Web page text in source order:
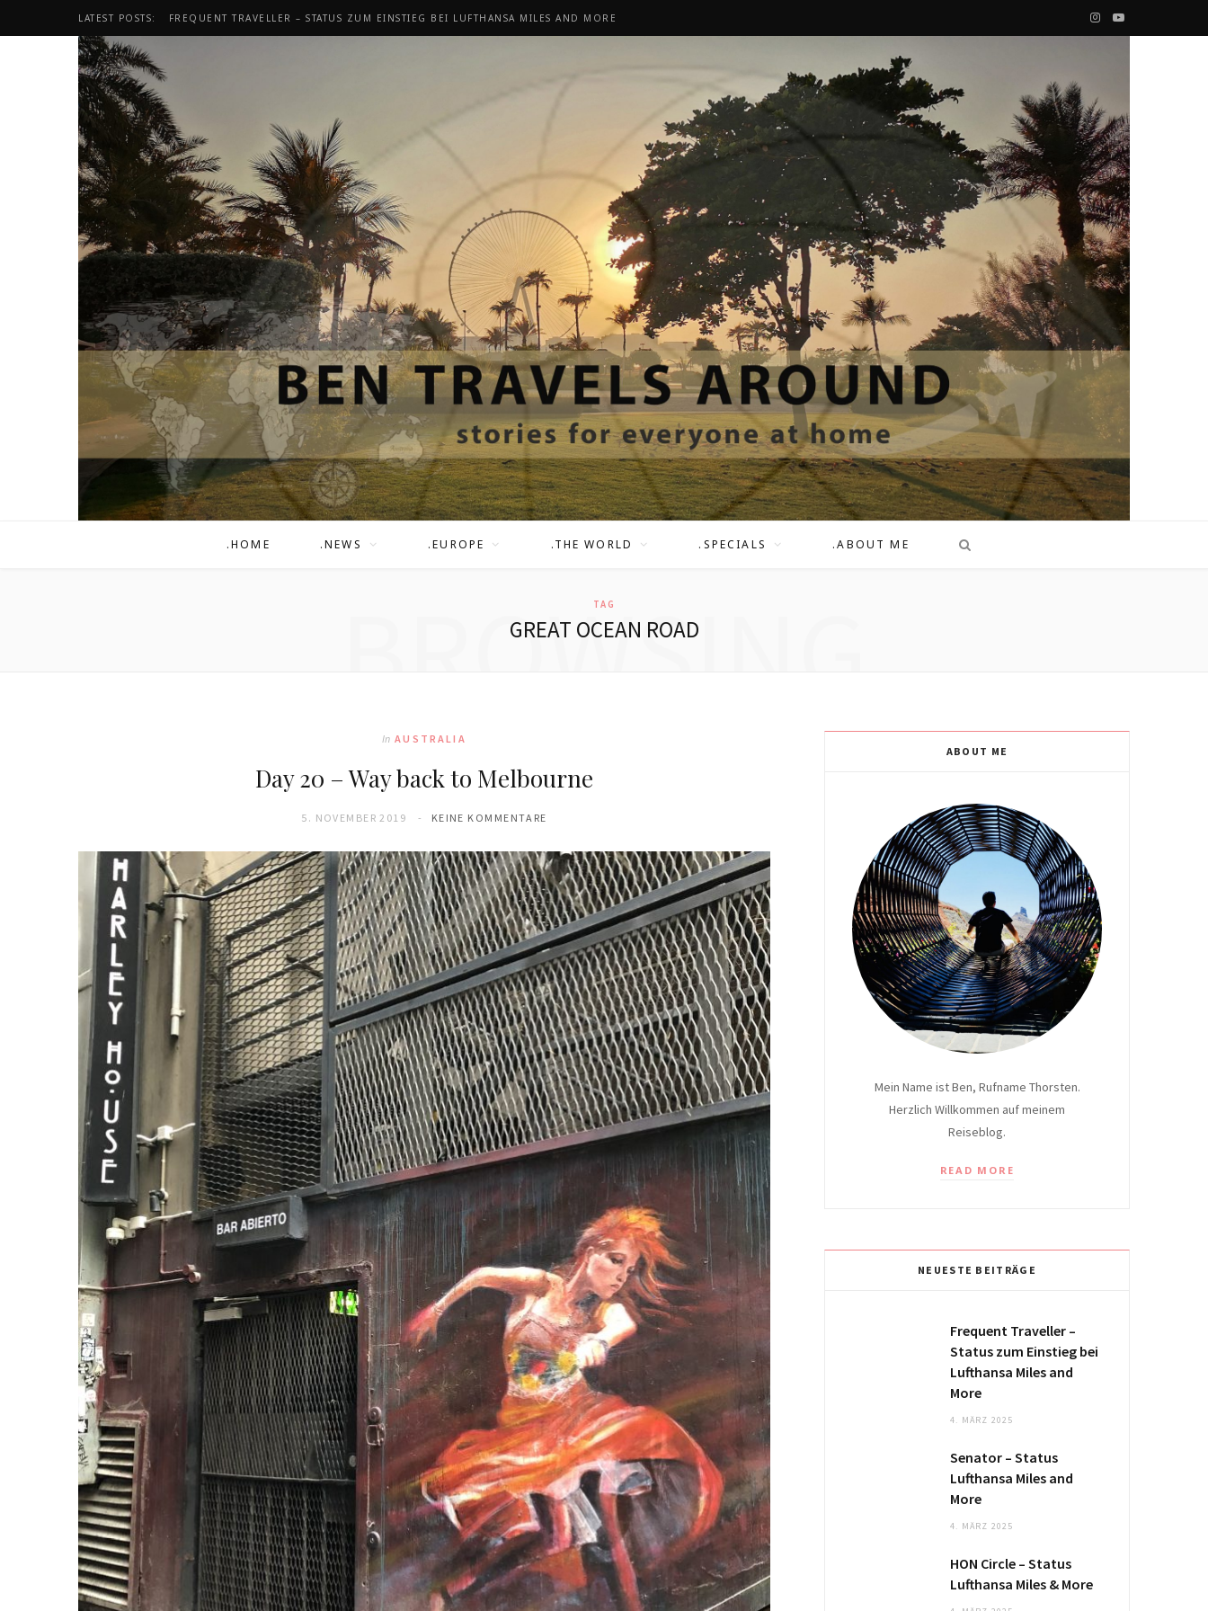
LATEST POSTS: FREQUENT TRAVELLER – STATUS ZUM EINSTIEG BEI LUFTHANSA MILES AND MORE I
t
a
g
a
Y
T
u
b
e
.HOME .NEWS .EUROPE .THE WORLD .SPECIALS .ABOUT ME
TAG
GREAT OCEAN ROAD
BROWSING
In AUSTRALIA
Day 20 – Way back to Melbourne
5. NOVEMBER 2019 KEINE KOMMENTARE
ABOUT ME
Mein Name ist Ben, Rufname Thorsten.
Herzlich Willkommen auf meinem
Reiseblog.
READ MORE
NEUESTE BEITRÄGE
Frequent Traveller –
Status zum Einstieg bei
Lufthansa Miles and
More
4. MÄRZ 2025
Senator – Status
Lufthansa Miles and
More
4. MÄRZ 2025
HON Circle – Status
Lufthansa Miles & More